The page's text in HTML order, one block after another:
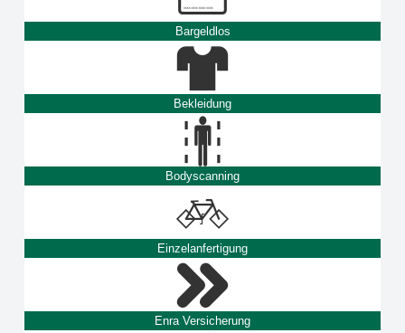
Bargeldlos
Bekleidung
Bodyscanning
Einzelanfertigung
Enra Versicherung